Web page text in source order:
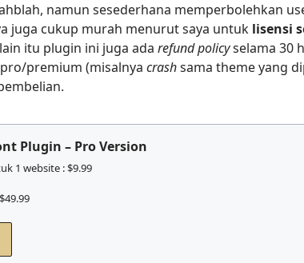
namun sesederhana memperbolehkan
juga cukup murah menurut saya untuk lisensi
itu plugin ini juga ada refund policyselama 30
premium (misalnya crashsama theme yang
Plugin – Pro Version
1 website : $9.99